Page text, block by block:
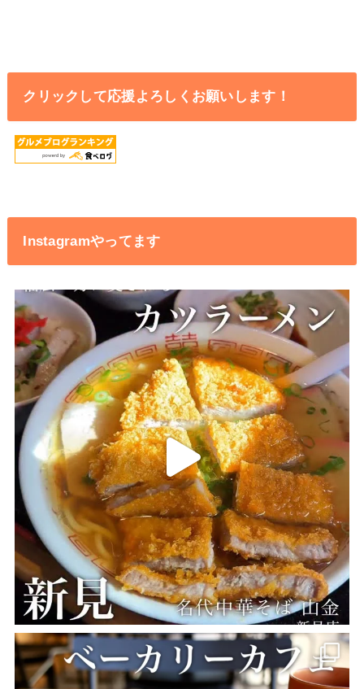
クリックして応援よろしくお願いします！
Instagramやってます